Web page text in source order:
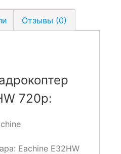
Отзывы (0)
720p:
Eachine E32HW